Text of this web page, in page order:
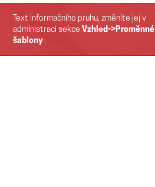
Text informačního pruhu, změníte jej v
administraci sekceVzhled->Proměnné
šablony